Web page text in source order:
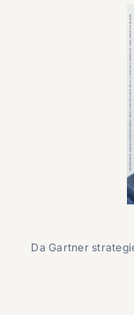
Da Gartner